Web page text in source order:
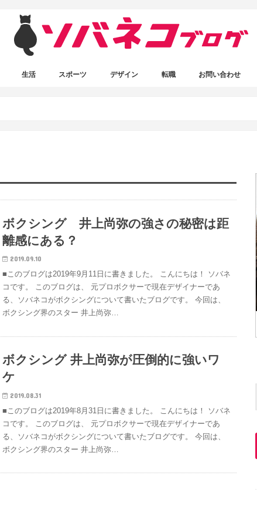
生活 スポーツ デザイン 転職 お問い合わせ
ボクシング 井上尚弥の強さの秘密は距
離感にある？
2019.09.10
■このブログは2019年9月11日に書きました。 こんにちは！ ソバネ
コです。 このブログは、 元プロボクサーで現在デザイナーであ
る、ソバネコがボクシングについて書いたブログです。 今回は、
ボクシング界のスター 井上尚弥…
ボクシング 井上尚弥が圧倒的に強いワ
ケ
2019.08.31
■このブログは2019年8月31日に書きました。 こんにちは！ ソバネ
コです。 このブログは、 元プロボクサーで現在デザイナーであ
る、ソバネコがボクシングについて書いたブログです。 今回は、
ボクシング界のスター 井上尚弥…